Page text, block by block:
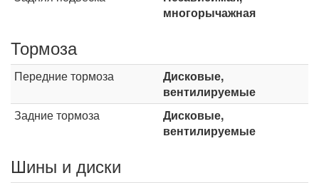
многорычажная
Тормоза
Передние тормоза
Дисковые,
вентилируемые
Задние тормоза
Дисковые,
вентилируемые
Шины и диски